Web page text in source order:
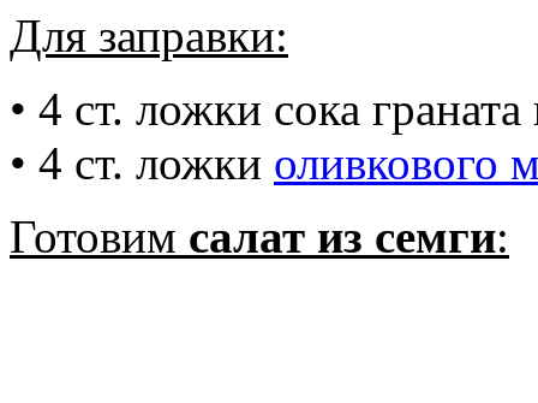
Для заправки:
• 4 ст. ложки сока
• 4 ст. ложки оливкового
Готовим салат из семги: